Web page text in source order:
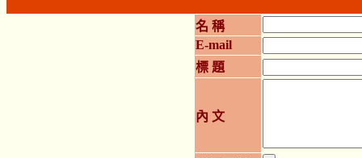
名 稱
E-mail
標 題
內 文